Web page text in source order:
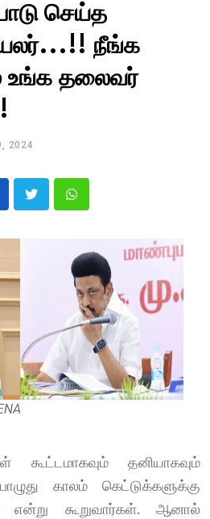
செய்த
நீங்க
உங்க தலைவர்
2024
கூட்டமாகவும் தனியாகவும்
காலம் கெட்டுக்களுக்கு
என்று கூறுவார்கள். ஆனால்